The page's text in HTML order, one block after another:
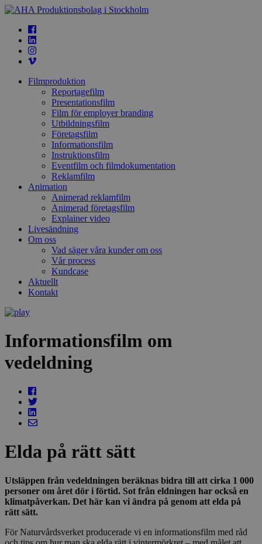
Filmproduktion
Reportagefilm
Presentationsfilm
Film för employer branding
Utbildningsfilm
Företagsfilm
Informationsfilm
Instruktionsfilm
Eventfilm och filmdokumentation
Reklamfilm
Animation
Animerad reklamfilm
Animerad företagsfilm
Explainer video
Livesändning
Om oss
Vad säger våra kunder om oss
Vår process
Kundcase
Aktuellt
Kontakt
Informationsfilm om
vedeldning
Elda på rätt sätt
Utsläppen från vedeldningen beräknas bidra till att cirka 1 000
personer om året dör i förtid. Sot från eldningen har också en
klimatpåverkan. Det här kan vi ändra på genom att elda på
rätt sätt.
För Naturvårdsverket producerade vi en informationsfilm med råd